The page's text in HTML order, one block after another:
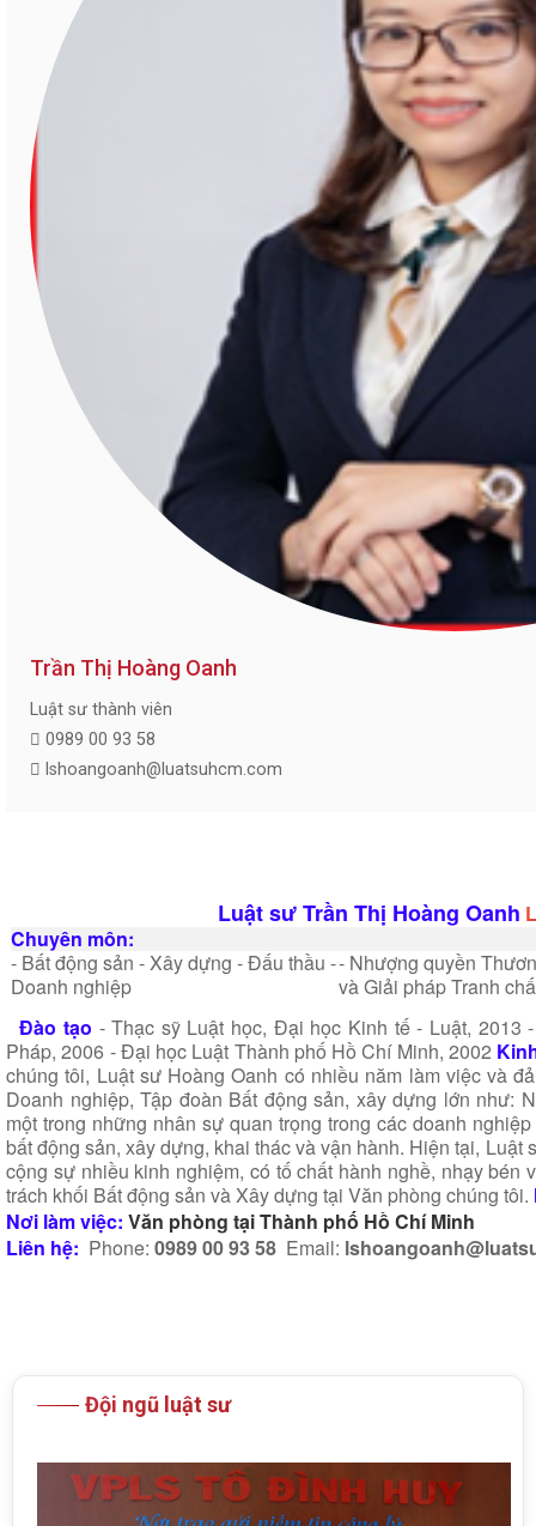
Trần Thị Hoàng Oanh
Luật sư thành viên
0989 00 93 58
lshoangoanh@luatsuhcm.com
Luật sư Trần Thị Hoàng Oanh
Chuyên môn:
- Bất động sản - Xây dựng - Đấu thầu -
Doanh nghiệp
- Nhượng quyền
và Giải pháp Tranh
Ðào tạo - Thạc sỹ Luật học, Đại học Kinh tế - Luật, 2013
Pháp, 2006 - Ðại học Luật Thành phố Hồ Chí Minh, 2002
chúng tôi, Luật sư Hoàng Oanh có nhiều năm làm việc và
Doanh nghiệp, Tập đoàn Bất động sản, xây dựng lớn như:
một trong những nhân sự quan trọng trong các doanh
bất động sản, xây dựng, khai thác và vận hành. Hiện tại,
cộng sự nhiều kinh nghiệm, có tố chất hành nghề, nhạy bén
trách khối Bất động sản và Xây dựng tại Văn phòng chúng tôi.
Nơi làm việc: Văn phòng tại Thành phố Hồ Chí Minh
Liên hệ: Phone: 0989 00 93 58 Email:
Đội ngũ luật sư